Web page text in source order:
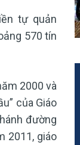
tự quản
570 tín
2000 và
của Giáo
đường
2011, giáo